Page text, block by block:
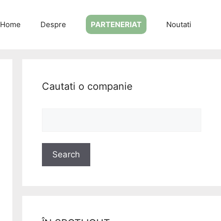
Home Despre PARTENERIAT Noutati
Cautati o companie